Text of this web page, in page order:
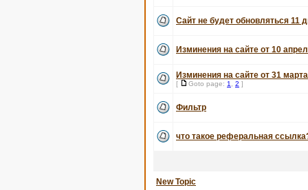
Сайт не будет обновляться 11
Изминения на сайте от 10
Изминения на сайте от 31
[ Goto page: 1 2 ]
Фильтр
что такое реферальная
New Topic